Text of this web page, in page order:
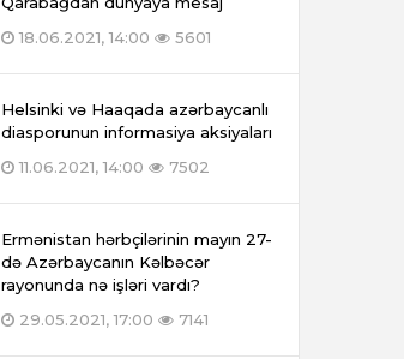
18.06.2021, 14:00
5601
Helsinki və Haaqada azərbaycanlı
diasporunun informasiya aksiyaları
11.06.2021, 14:00
7502
Ermənistan hərbçilərinin mayın 27-
də Azərbaycanın Kəlbəcər
rayonunda nə işləri vardı?
29.05.2021, 17:00
7141